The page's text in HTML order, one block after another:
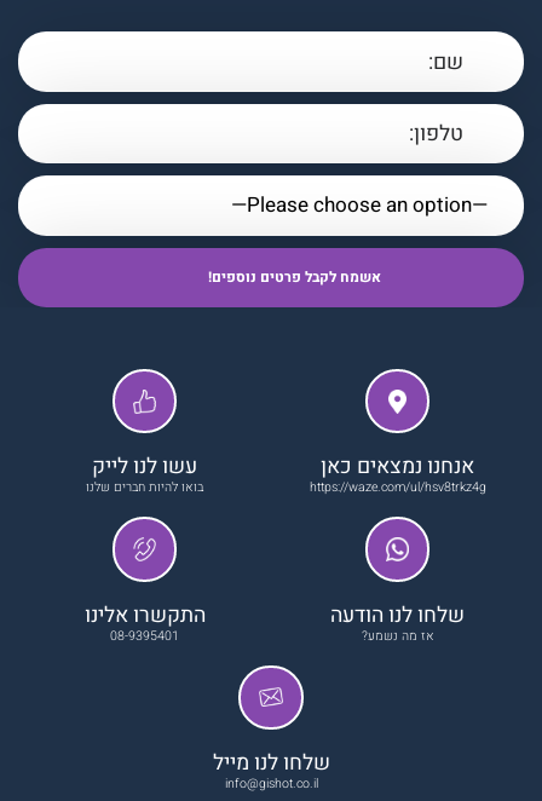
אנחנו נמצאים כאן
https://waze.com/ul/hsv8trkz4g
עשו לנו לייק
בואו להיות חברים שלנו
שלחו לנו הודעה
אז מה נשמע?
התקשרו אלינו
08-9395401
שלחו לנו מייל
info@gishot.co.il